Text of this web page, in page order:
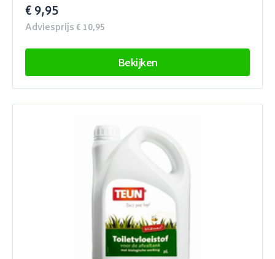
€ 9,95
Adviesprijs € 10,95
Bekijken